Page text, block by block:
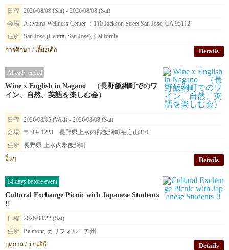
日程
2026/08/08 (Sat) - 2026/08/08 (Sat)
会場 Akiyama Wellness Center ：110 Jackson Street San Jose, CA 95112
住所 San Jose (Central San Jose), California
การศึกษา / เลี้ยงเด็ก
Details
Already ended
Wine x English in Nagano （長野飯綱町でのワ
イン、自然、英語を楽しむ会）
日程
2026/08/05 (Wed) - 2026/08/08 (Sat)
会場
〒389-1223 長野県上水内郡飯綱町袖之山310
住所 長野県 上水内郡飯綱町
อื่นๆ
Details
14 days before event
Cultural Exchange Picnic with Japanese Students
!!
日程
2026/08/22 (Sat)
住所 Belmont, カリフォルニア州
ฤดูกาล / งานพิธี
Details